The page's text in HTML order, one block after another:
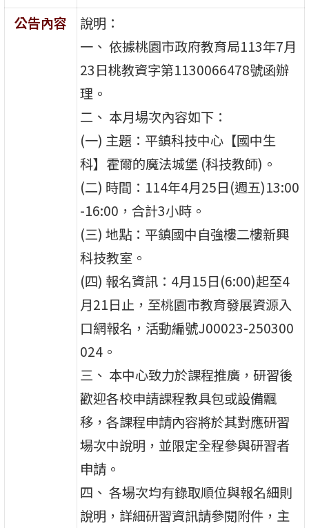
公告內容
說明：
一、 依據桃園市政府教育局113年7月
23日桃教資字第1130066478號函辦
理。
二、 本月場次內容如下：
(一) 主題：平鎮科技中心【國中生
科】霍爾的魔法城堡 (科技教師)。
(二) 時間：114年4月25日(週五)13:00
-16:00，合計3小時。
(三) 地點：平鎮國中自強樓二樓新興
科技教室。
(四) 報名資訊：4月15日(6:00)起至4
月21日止，至桃園市教育發展資源入
口網報名，活動編號J00023-250300
024。
三、 本中心致力於課程推廣，研習後
歡迎各校申請課程教具包或設備飄
移，各課程申請內容將於其對應研習
場次中說明，並限定全程參與研習者
申請。
四、 各場次均有錄取順位與報名細則
說明，詳細研習資訊請參閱附件，主